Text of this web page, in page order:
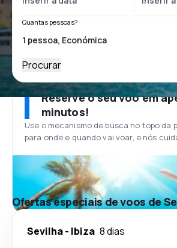
Quantas pessoas?
Procurar
Reserve o seu voo em
minutos!
Use o mecanismo de busca no topo da
para onde e quando vai voar, e nós
Ofertas especiais de voos de
Sevilha- Ibiza 8 dias